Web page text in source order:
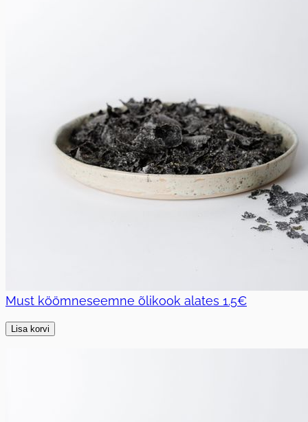
Must köömneseemne õlikook alates 1.5€
Lisa korvi